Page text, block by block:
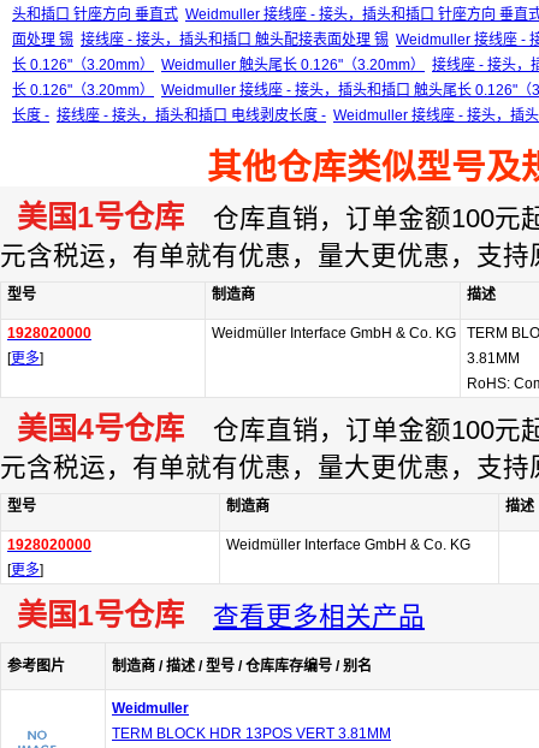
头和插口 针座方向 垂直式 Weidmuller 接线座 - 接头，插头和插口 针座方向 垂直
面处理 锡 接线座 - 接头，插头和插口 触头配接表面处理 锡 Weidmuller 接线座 -
长 0.126"（3.20mm）
Weidmuller 触头尾长 0.126"（3.20mm）
接线座 - 接头，
长 0.126"（3.20mm）
Weidmuller 接线座 - 接头，插头和插口 触头尾长 0.126"（
长度 - 接线座 - 接头，插头和插口 电线剥皮长度 - Weidmuller 接线座 - 接头，插
其他仓库类似型号及
美国1号仓库 仓库直销，订单金额100元
元含税运，有单就有优惠，量大更优惠，支持
型号 制造商 描述
1928020000
[更多]
Weidmüller Interface GmbH & Co. KG
TERM
3.81MM
RoHS:
美国4号仓库 仓库直销，订单金额100元
元含税运，有单就有优惠，量大更优惠，支持
型号 制造商 描述
1928020000
[更多]
Weidmüller Interface GmbH & Co. KG
美国1号仓库 查看更多相关产品
参考图片 制造商 / 描述 / 型号 / 仓库库存编号 / 别名
Weidmuller
TERM BLOCK HDR 13POS VERT 3.81MM